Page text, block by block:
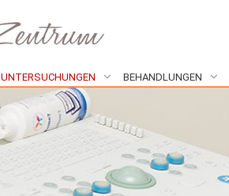
UNTERSUCHUNGEN BEHANDLUNGEN